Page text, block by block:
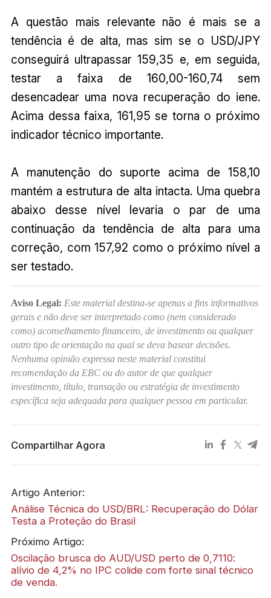
A questão mais relevante não é mais se a
tendência é de alta, mas sim se o USD/JPY
conseguirá ultrapassar 159,35 e, em seguida,
testar a faixa de 160,00-160,74 sem
desencadear uma nova recuperação do iene.
Acima dessa faixa, 161,95 se torna o próximo
indicador técnico importante.
A manutenção do suporte acima de 158,10
mantém a estrutura de alta intacta. Uma quebra
abaixo desse nível levaria o par de uma
continuação da tendência de alta para uma
correção, com 157,92 como o próximo nível a
ser testado.
Aviso Legal: Este material destina-se apenas a fins informativos
gerais e não deve ser interpretado como (nem considerado
como) aconselhamento financeiro, de investimento ou qualquer
outro tipo de orientação na qual se deva basear decisões.
Nenhuma opinião expressa neste material constitui
recomendação da EBC ou do autor de que qualquer
investimento, título, transação ou estratégia de investimento
específica seja adequada para qualquer pessoa em particular.
Compartilhar Agora
Artigo Anterior:
Análise Técnica do USD/BRL: Recuperação do Dólar
Testa a Proteção do Brasil
Próximo Artigo:
Oscilação brusca do AUD/USD perto de 0,7110:
alívio de 4,2% no IPC colide com forte sinal técnico
de venda.